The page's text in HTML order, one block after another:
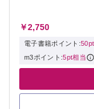
￥2,750
電子書籍ポイント:
m3ポイント:5pt相当